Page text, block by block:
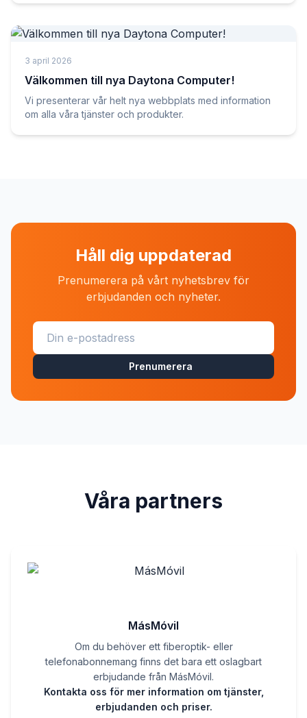
3 april 2026
Välkommen till nya Daytona Computer!
Vi presenterar vår helt nya webbplats med information
om alla våra tjänster och produkter.
Håll dig uppdaterad
Prenumerera på vårt nyhetsbrev för
erbjudanden och nyheter.
Prenumerera
Våra partners
MásMóvil
Om du behöver ett fiberoptik- eller
telefonabonnemang finns det bara ett oslagbart
erbjudande från MásMóvil.
Kontakta oss för mer information om tjänster,
erbjudanden och priser.